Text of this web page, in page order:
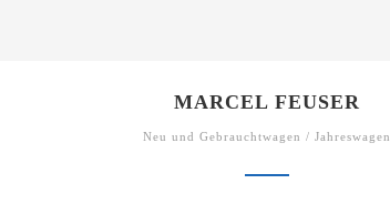
MARCEL FEUSER
Neu und Gebrauchtwagen / Jahreswagen